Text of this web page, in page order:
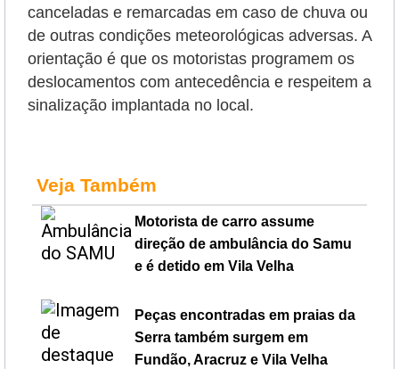
canceladas e remarcadas em caso de chuva ou
de outras condições meteorológicas adversas. A
orientação é que os motoristas programem os
deslocamentos com antecedência e respeitem a
sinalização implantada no local.
Veja Também
Motorista de carro assume
direção de ambulância do Samu
e é detido em Vila Velha
Peças encontradas em praias da
Serra também surgem em
Fundão, Aracruz e Vila Velha